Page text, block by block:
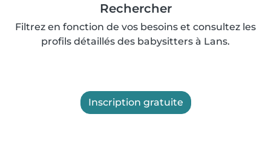
Rechercher
Filtrez en fonction de vos besoins et consultez les
profils détaillés des babysitters à Lans.
Inscription gratuite